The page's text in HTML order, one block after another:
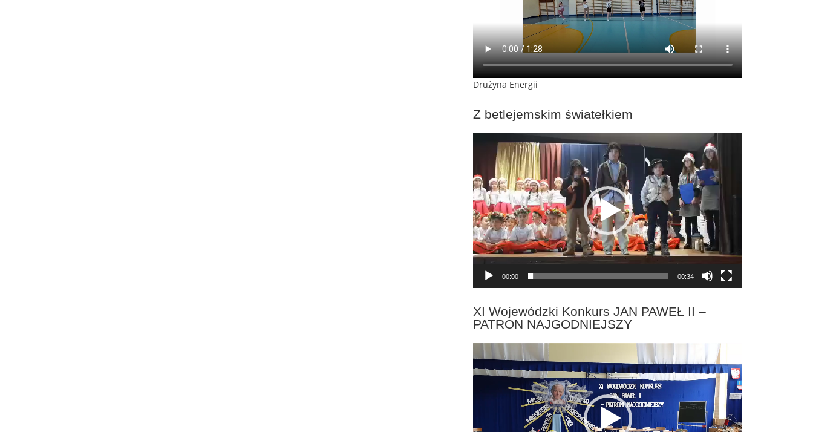
Drużyna Energii
Z betlejemskim światełkiem
Odtwarzacz
00:00 00:34
XI Wojewódzki Konkurs JAN PAWEŁ II –
PATRON NAJGODNIEJSZY
Odtwarzacz
video